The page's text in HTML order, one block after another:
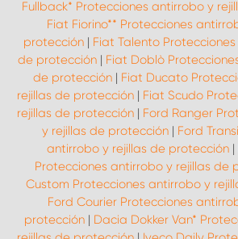
Fullback* Protecciones antirrobo y
Fiat Fiorino** Protecciones
protección| Fiat Talento
de protección | Fiat Doblò
de protección| Fiat Ducato
rejillas de protección | Fiat Scudo
rejillas de protección | Ford Ranger
y rejillas de protección | Ford
antirrobo y rejillas de protección |
Protecciones antirrobo y rejillas de
Custom Protecciones antirrobo y
Ford Courier Protecciones
protección| Dacia Dokker Van*